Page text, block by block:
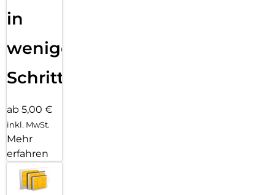
in
wenigen
Schritten
ab 5,00 €
inkl. MwSt.
Mehr
erfahren